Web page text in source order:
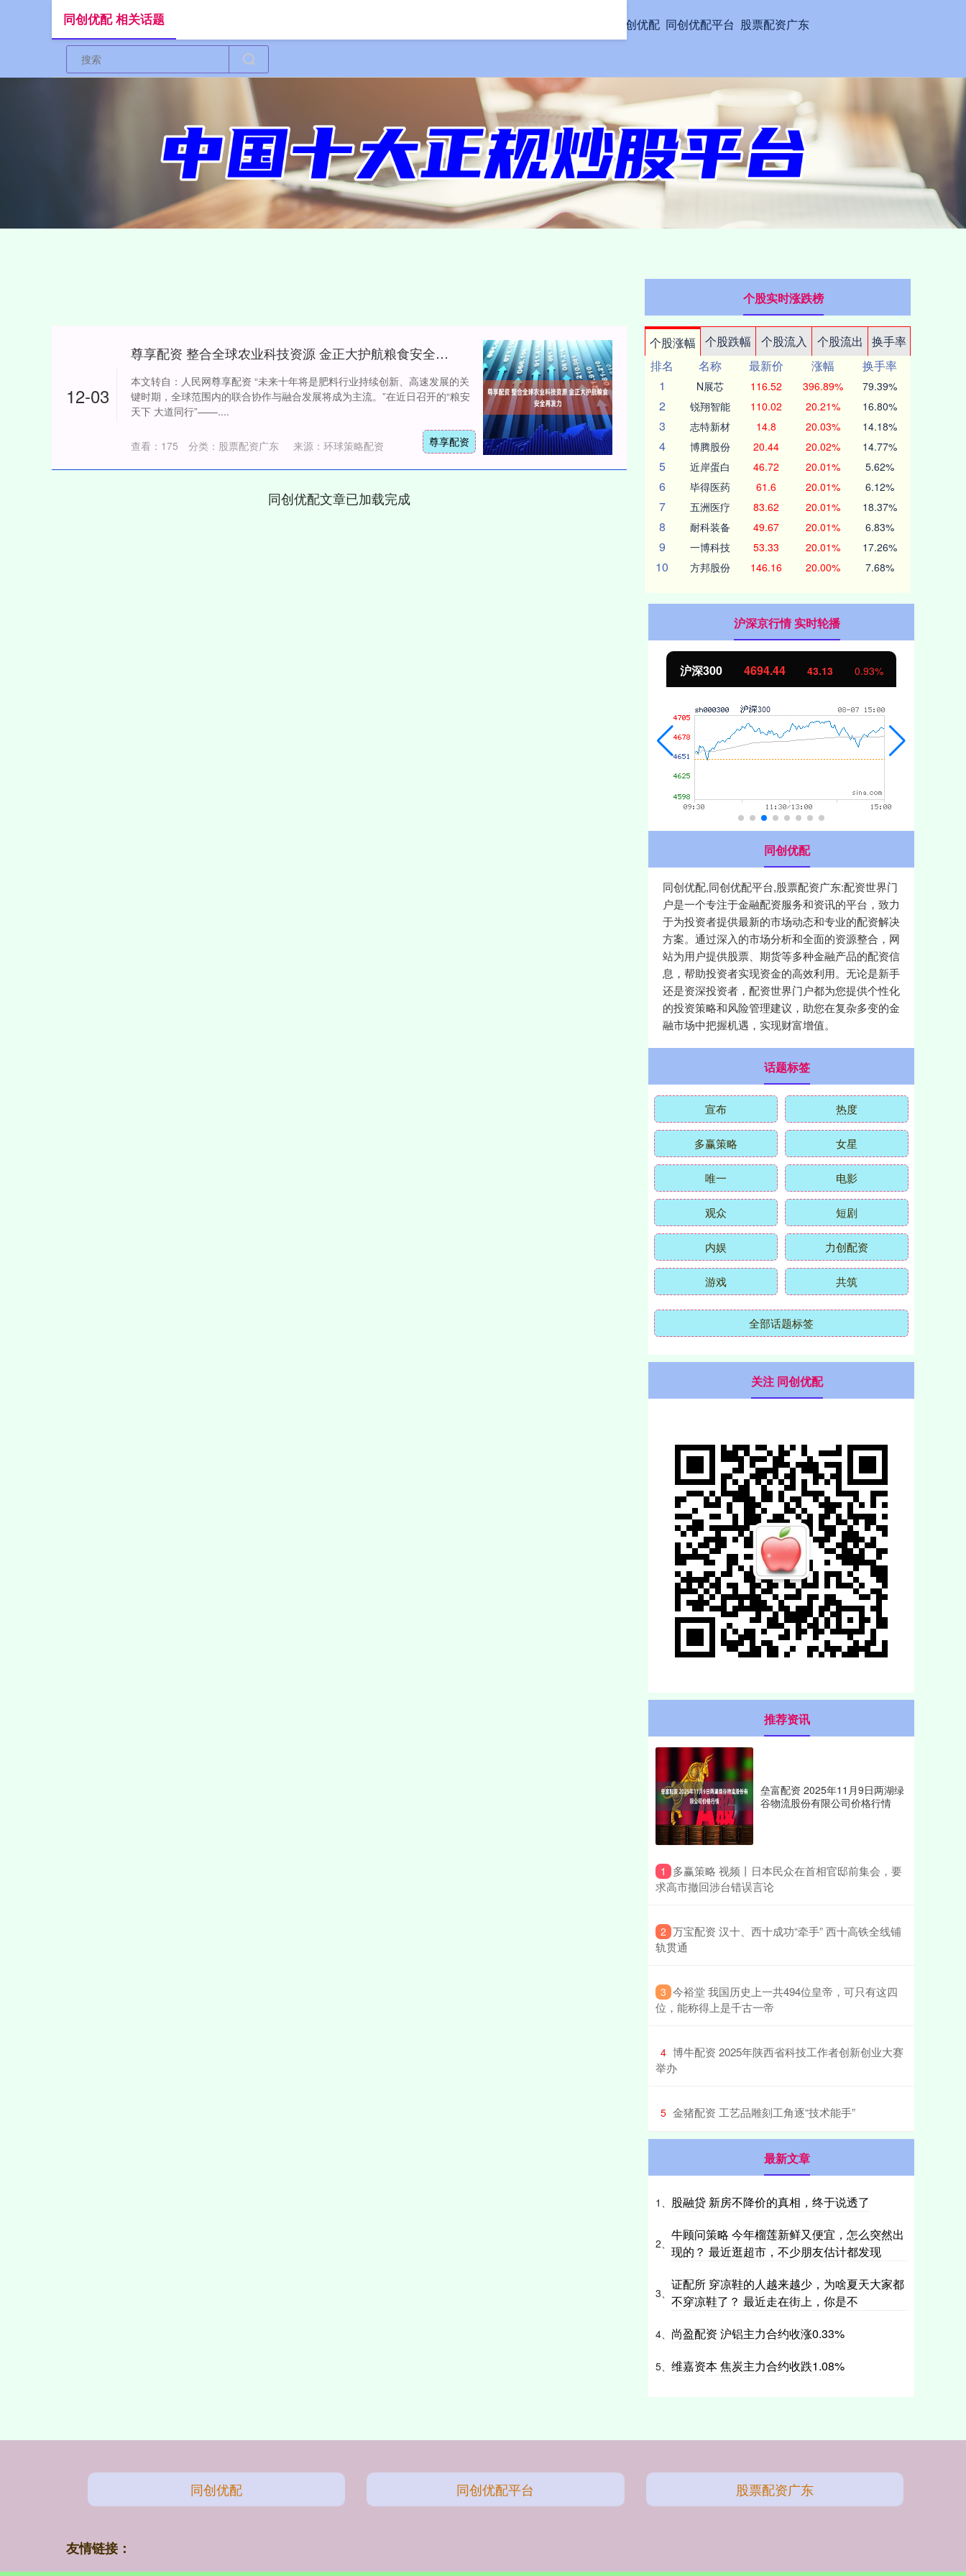
同创优配 同创优配平台 股票配资广东
同创优配 相关话题
12-03
尊享配资 整合全球农业科技资源 金正大护航粮食安全再发力
本文转自：人民网尊享配资 “未来十年将是肥料行业持续创新、高速发展的关
键时期，全球范围内的联合协作与融合发展将成为主流。”在近日召开的“粮安
天下 大道同行”——....
尊享配资
来源：环球策略配资
查看： 175 分类： 股票配资广东
同创优配文章已加载完成
个股实时涨跌榜
个股涨幅 个股跌幅 个股流入 个股流出
换手率
排名
名称 最新价 涨幅
换手率
1
N展芯 116.52 396.89% 79.39%
2 锐翔智能 110.02 20.21% 16.80%
3 志特新材 14.8 20.03% 14.18%
4 博腾股份 20.44 20.02% 14.77%
5 近岸蛋白 46.72 20.01% 5.62%
6 毕得医药 61.6 20.01% 6.12%
7 五洲医疗 83.62 20.01% 18.37%
8 耐科装备 49.67 20.01% 6.83%
9 一博科技 53.33 20.01% 17.26%
10 方邦股份 146.16 20.00% 7.68%
沪深京行情 实时轮播
北证50 1134.24 11.37 1.01%
同创优配
同创优配,同创优配平台,股票配资广东:配资世界门
户是一个专注于金融配资服务和资讯的平台，致力
于为投资者提供最新的市场动态和专业的配资解决
方案。通过深入的市场分析和全面的资源整合，网
站为用户提供股票、期货等多种金融产品的配资信
息，帮助投资者实现资金的高效利用。无论是新手
还是资深投资者，配资世界门户都为您提供个性化
的投资策略和风险管理建议，助您在复杂多变的金
融市场中把握机遇，实现财富增值。
话题标签
宣布 热度
多赢策略 女星
唯一 电影
观众 短剧
内娱 力创配资
游戏 共筑
全部话题标签
关注 同创优配
推荐资讯
垒富配资 2025年11月9日两湖绿
谷物流股份有限公司价格行情
1
​多赢策略 视频丨日本民众在首相官邸前集会，要
求高市撤回涉台错误言论
2 ​万宝配资 汉十、西十成功“牵手” 西十高铁全线铺
轨贯通
3 ​今裕堂 我国历史上一共494位皇帝，可只有这四
位，能称得上是千古一帝
4 ​博牛配资 2025年陕西省科技工作者创新创业大赛
举办
5 ​金猪配资 工艺品雕刻工角逐“技术能手”
最新文章
1、 股融贷 新房不降价的真相，终于说透了
2、
牛顾问策略 今年榴莲新鲜又便宜，怎么突然出
现的？ 最近逛超市，不少朋友估计都发现
3、
证配所 穿凉鞋的人越来越少，为啥夏天大家都
不穿凉鞋了？ 最近走在街上，你是不
4、 尚盈配资 沪铝主力合约收涨0.33%
5、 维嘉资本 焦炭主力合约收跌1.08%
同创优配 同创优配平台 股票配资广东
友情链接：